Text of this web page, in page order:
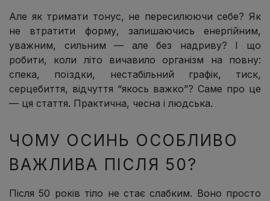
Але як тримати тонус, не пересилюючи себе? Як
не втратити форму, залишаючись енергійним,
уважним, сильним — але без надриву? І що
робити, коли літо вичавило організм на повну:
спека, поїздки, нестабільний графік, тиск,
серцебиття, відчуття “якось важко”? Саме про це
— ця стаття. Практична, чесна і людська.
ЧОМУ ОСИНЬ ОСОБЛИВО
ВАЖЛИВА ПІСЛЯ 50?
Після 50 років тіло не стає слабким. Воно просто